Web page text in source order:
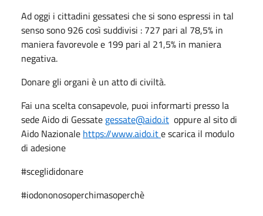
Ad oggi i cittadini gessatesi che si sono espressi in tal
senso sono 926 così suddivisi : 727 pari al 78,5% in
maniera favorevole e 199 pari al 21,5% in maniera
negativa.
Donare gli organi è un atto di civiltà.
Fai una scelta consapevole, puoi informarti presso la
sede Aido di Gessate gessate@aido.it oppure al sito di
Aido Nazionale https://www.aido.ite scarica il modulo
di adesione
#sceglididonare
#iodononosoperchimasoperchè